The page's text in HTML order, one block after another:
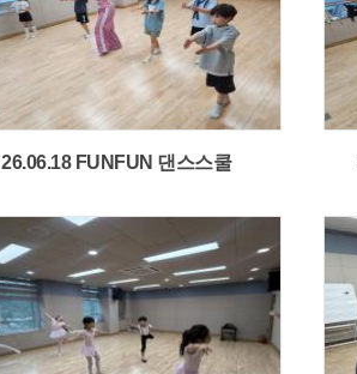
26.06.18 FUNFUN 댄스스쿨